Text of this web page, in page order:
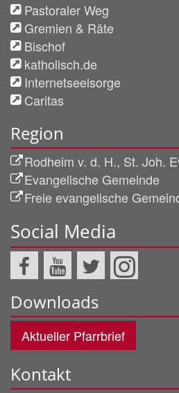
Pastoraler Weg
Gremien & Räte
Bischof
katholisch.de
Internetseelsorge
Caritas
Region
Rodheim v. d. H., St. Joh.
Evangelische Gemeinde
Freie evangelische
Social Media
Downloads
Aktueller Pfarrbrief
Kontakt